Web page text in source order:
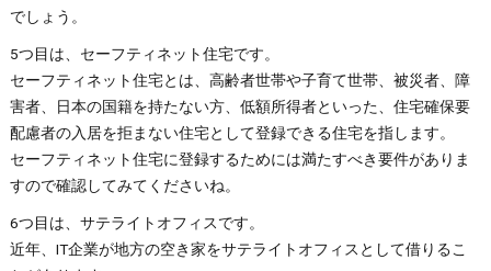
でしょう。
5つ目は、セーフティネット住宅です。
セーフティネット住宅とは、高齢者世帯や子育て世帯、被災者、障
害者、日本の国籍を持たない方、低額所得者といった、住宅確保要
配慮者の入居を拒まない住宅として登録できる住宅を指します。
セーフティネット住宅に登録するためには満たすべき要件がありま
すので確認してみてくださいね。
6つ目は、サテライトオフィスです。
近年、IT企業が地方の空き家をサテライトオフィスとして借りるこ